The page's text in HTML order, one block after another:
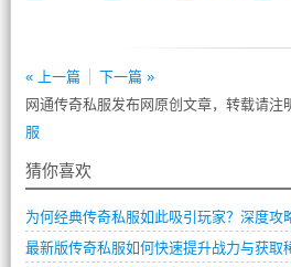
« 上一篇
下一篇 »
网通传奇私服发布网原创文章，转载请注
服
猜你喜欢
为何经典传奇私服如此吸引玩家？深度攻
最新版传奇私服如何快速提升战力与获取